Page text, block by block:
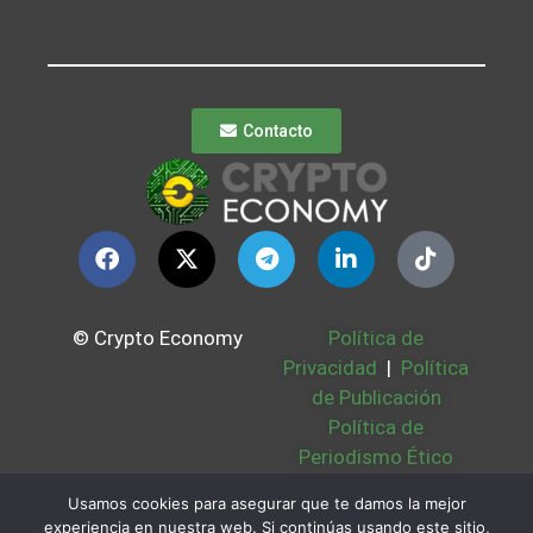
Contacto
© Crypto Economy
Política de
Privacidad | Política
de Publicación
Política de
Periodismo Ético
Bases Legales |
Usamos cookies para asegurar que te damos la mejor
experiencia en nuestra web. Si continúas usando este sitio,